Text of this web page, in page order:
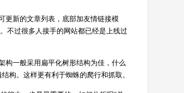
更新的文章列表，底部加友情链接模
不过很多人接手的网站都已经是上线过
构一般采用扁平化树形结构为佳，什么
构。这样更有利于蜘蛛的爬行和抓取。